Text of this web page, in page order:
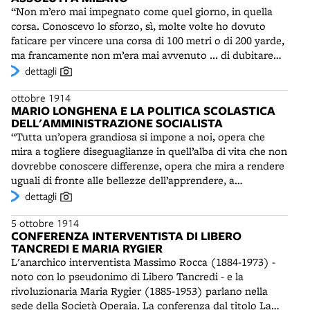
affronti di marca fascista nei suoi confronti. Nei giorni
successivi la Questura predisporrà un servizio di vigilanza
per bloccare i tentativi di arruolamento di volontari da
inviare tra i garibaldini combattenti in Francia.
“Non m’ero mai impegnato come quel giorno, in quella
corsa. Conoscevo lo sforzo, sì, molte volte ho dovuto
faticare per vincere una corsa di 100 metri o di 200 yarde,
ma francamente non m’era mai avvenuto ... di dubitare
delle mie forze, cioè di non sapere se avrei potuto ancora
campionati assoluti di atletica, che si tengono sul campo
dell'Unione Sportiva Milanese, gli atleti bolognesi, tutti
della Virtus, la fanno da padroni, conquistando 11 titoli.
Franco Giongo (1891-1981), specialista della velocità,
domina nei 100, 200 e 400 metri piani e trascina alla
vittoria la staffetta 4x400. Tra i record raggiunti, quelli del
giavellotto, del disco e del "getto della pietra", disciplina
in seguito scomparsa.
dettagli
ottobre 1914
MARIO LONGHENA E LA POLITICA SCOLASTICA
DELL'AMMINISTRAZIONE SOCIALISTA
“Tutta un’opera grandiosa si impone a noi, opera che
mira a togliere diseguaglianze in quell’alba di vita che non
dovrebbe conoscere differenze, opera che mira a rendere
uguali di fronte alle bellezze dell’apprendere, a
proteggere il debole d’intelletto dalla crudeltà inconscia
varietà che la natura ha voluto affermare e rendere
visibili” (M. Longhena) La realizzazione del motto
dell'amministrazione Zanardi: “Pane e alfabeto!” è
affidata, per quanto riguarda l’istruzione e l’assistenza
scolastica, all'assessore Mario Longhena (1876-1967). I
socialisti puntano ad elevare il livello culturale dei ceti
dettagli
5 ottobre 1914
CONFERENZA INTERVENTISTA DI LIBERO
TANCREDI E MARIA RYGIER
L'anarchico interventista Massimo Rocca (1884-1973) -
noto con lo pseudonimo di Libero Tancredi - e la
rivoluzionaria Maria Rygier (1885-1953) parlano nella
sede della Società Operaia. La conferenza dal titolo La